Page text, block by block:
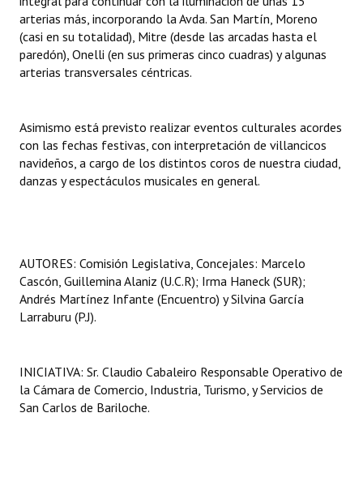
Huéspedes de Honor - Registro
Antiguos Pobladores - Registro
Entrega de distinciones
REFORMA DE LA CARTA ORGÁNICA
arterias más, incorporando la Avda. San Martín, Moreno
(casi en su totalidad), Mitre (desde las arcadas hasta el
paredón), Onelli (en sus primeras cinco cuadras) y algunas
arterias transversales céntricas.
Asimismo está previsto realizar eventos culturales acordes
con las fechas festivas, con interpretación de villancicos
navideños, a cargo de los distintos coros de nuestra ciudad,
danzas y espectáculos musicales en general.
AUTORES: Comisión Legislativa, Concejales: Marcelo
Cascón, Guillemina Alaniz (U.C.R); Irma Haneck (SUR);
Andrés Martínez Infante (Encuentro) y Silvina García
Larraburu (P.J).
INICIATIVA: Sr. Claudio Cabaleiro Responsable Operativo de
la Cámara de Comercio, Industria, Turismo, y Servicios de
San Carlos de Bariloche.